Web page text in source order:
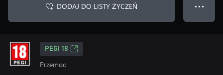
DODAJ DO LISTY ŻYCZEŃ ● ● ●
PEGI 18
Przemoc